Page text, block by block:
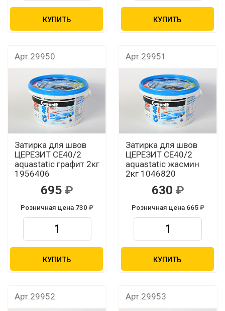
КУПИТЬ КУПИТЬ
Арт.29950
Затирка для швов
ЦЕРЕЗИТ CЕ40/2
aquastatic графит 2кг
1956406
695
Розничная цена 730
КУПИТЬ
Арт.29951
Затирка для швов
ЦЕРЕЗИТ CЕ40/2
aquastatic жасмин
2кг 1046820
630
Розничная цена 665
КУПИТЬ
Арт.29952 Арт.29953